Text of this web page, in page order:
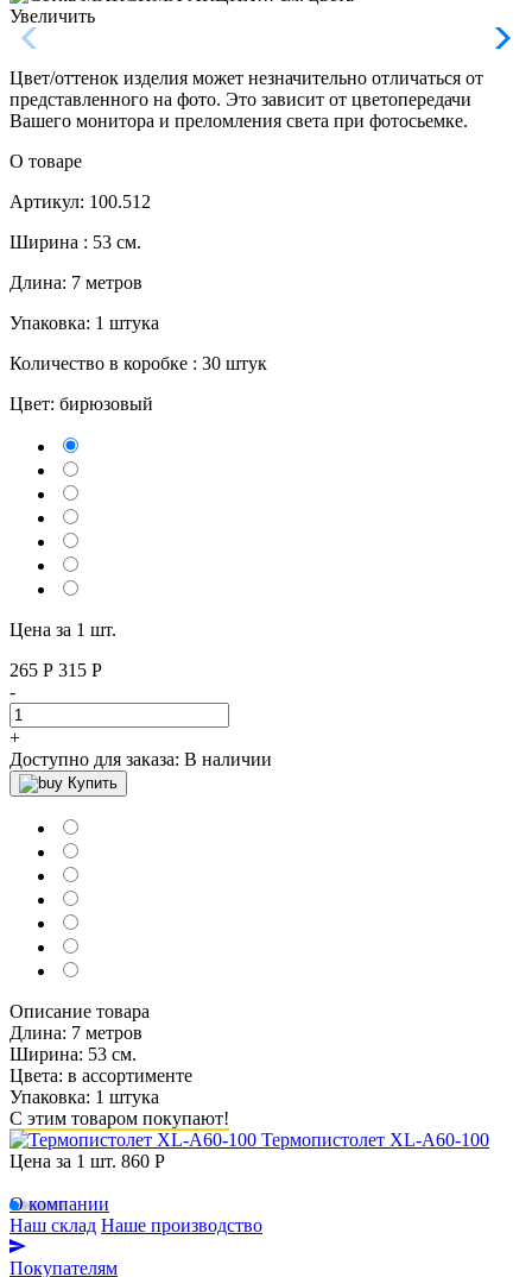
Увеличить
Цвет/оттенок изделия может незначительно отличаться от
представленного на фото. Это зависит от цветопередачи
Вашего монитора и преломления света при фотосьемке.
О товаре
Артикул: 100.512
Ширина : 53 см.
Длина: 7 метров
Упаковка: 1 штука
Количество в коробке : 30 штук
Цвет: бирюзовый
Цена за 1 шт.
265 Р 315 P
-
+
Доступно для заказа: В наличии
Купить
Описание товара
Длина: 7 метров
Ширина: 53 см.
Цвета: в ассортименте
Упаковка: 1 штука
С этим товаром покупают!
Термопистолет XL-A60-100
Цена за 1 шт. 860 Р
О компании
Наш склад Наше производство
Покупателям